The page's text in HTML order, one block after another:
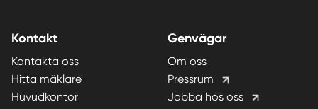
Kontakt
Kontakta oss
Hitta mäklare
Huvudkontor
Genvägar
Om oss
Pressrum
Jobba hos oss